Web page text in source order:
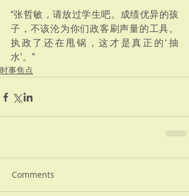
“张哲敏，请放过学生吧。成绩优异的孩
子，不该沦为你们政客刷声量的工具。
执政了还在甩锅，这才是真正的‘抽
水’。”
时事焦点
Comments